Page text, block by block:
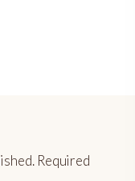
Required